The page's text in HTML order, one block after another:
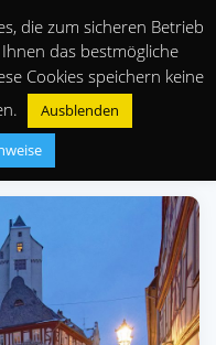
die zum sicheren Betrieb
das bestmögliche
Cookies speichern keine
Ausblenden